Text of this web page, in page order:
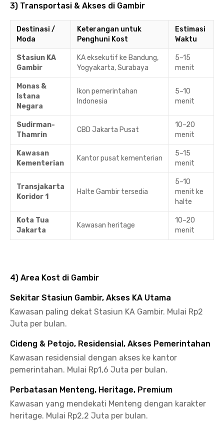
3) Transportasi & Akses di Gambir
Destinasi /
Moda
Keterangan untuk
Penghuni Kost
Estimasi
Waktu
Stasiun KA
Gambir
KA eksekutif ke Bandung,
Yogyakarta, Surabaya
5–15
menit
Monas &
Istana
Negara
Ikon pemerintahan
Indonesia
5–10
menit
Sudirman-
Thamrin
CBD Jakarta Pusat
10–20
menit
Kawasan
Kementerian
Kantor pusat kementerian
5–15
menit
Transjakarta
Koridor 1
Halte Gambir tersedia
5–10
menit ke
halte
Kota Tua
Jakarta
Kawasan heritage
10–20
menit
4) Area Kost di Gambir
Sekitar Stasiun Gambir, Akses KA Utama
Kawasan paling dekat Stasiun KA Gambir. Mulai Rp2
Juta per bulan.
Cideng & Petojo, Residensial, Akses Pemerintahan
Kawasan residensial dengan akses ke kantor
pemerintahan. Mulai Rp1,6 Juta per bulan.
Perbatasan Menteng, Heritage, Premium
Kawasan yang mendekati Menteng dengan karakter
heritage. Mulai Rp2,2 Juta per bulan.